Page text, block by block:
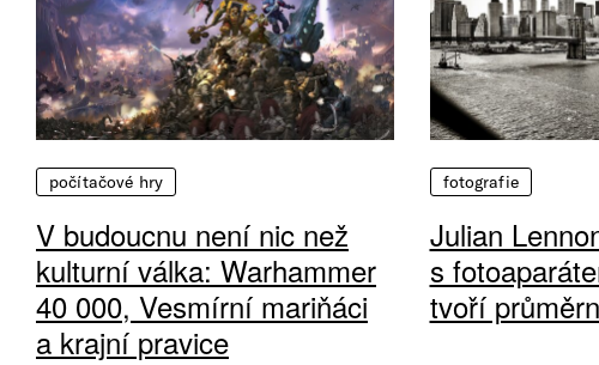
počítačové hry
V budoucnu není nic než
kulturní válka: Warhammer
40 000, Vesmírní mariňáci
a krajní pravice
fotografie
Julian
s
tvoří